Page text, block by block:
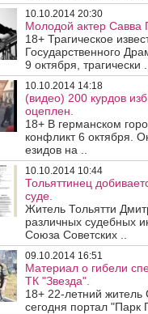
10.10.2014 20:30
Молодой актер Савва
18+ Трагическое
Государственного
9 октября, трагически
10.10.2014 14:18
(видео) 200 курдов
оцеплен.
18+ В германском
конфликт 6 октября.
езидов на ..
10.10.2014 10:44
Тольяттинец
суде.
Житель Тольятти
различных судебных
Союза Советских ..
09.10.2014 16:51
Материал о гибели
ТК "Звезда".
18+ 22-летний
сегодня портал "Парк